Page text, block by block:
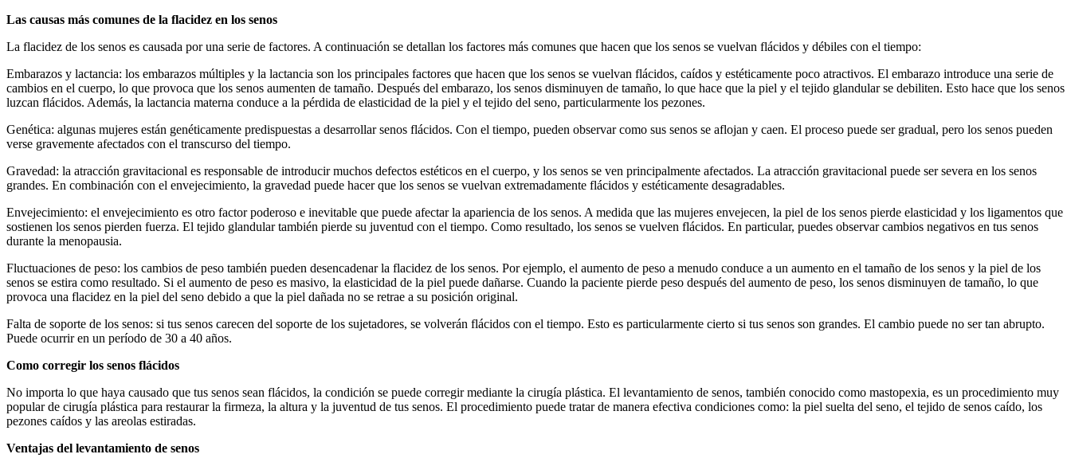
Las causas más comunes de la flacidez en los senos
La flacidez de los senos es causada por una serie de factores. A continuación se detallan los factores más comunes que hacen que los senos se vuelvan flácidos y débiles con el tiempo:
Embarazos y lactancia: los embarazos múltiples y la lactancia son los principales factores que hacen que los senos se vuelvan flácidos, caídos y estéticamente poco atractivos. El embarazo introduce una serie de
cambios en el cuerpo, lo que provoca que los senos aumenten de tamaño. Después del embarazo, los senos disminuyen de tamaño, lo que hace que la piel y el tejido glandular se debiliten. Esto hace que los senos
luzcan flácidos. Además, la lactancia materna conduce a la pérdida de elasticidad de la piel y el tejido del seno, particularmente los pezones.
Genética: algunas mujeres están genéticamente predispuestas a desarrollar senos flácidos. Con el tiempo, pueden observar como sus senos se aflojan y caen. El proceso puede ser gradual, pero los senos pueden
verse gravemente afectados con el transcurso del tiempo.
Gravedad: la atracción gravitacional es responsable de introducir muchos defectos estéticos en el cuerpo, y los senos se ven principalmente afectados. La atracción gravitacional puede ser severa en los senos
grandes. En combinación con el envejecimiento, la gravedad puede hacer que los senos se vuelvan extremadamente flácidos y estéticamente desagradables.
Envejecimiento: el envejecimiento es otro factor poderoso e inevitable que puede afectar la apariencia de los senos. A medida que las mujeres envejecen, la piel de los senos pierde elasticidad y los ligamentos que
sostienen los senos pierden fuerza. El tejido glandular también pierde su juventud con el tiempo. Como resultado, los senos se vuelven flácidos. En particular, puedes observar cambios negativos en tus senos
durante la menopausia.
Fluctuaciones de peso: los cambios de peso también pueden desencadenar la flacidez de los senos. Por ejemplo, el aumento de peso a menudo conduce a un aumento en el tamaño de los senos y la piel de los
senos se estira como resultado. Si el aumento de peso es masivo, la elasticidad de la piel puede dañarse. Cuando la paciente pierde peso después del aumento de peso, los senos disminuyen de tamaño, lo que
provoca una flacidez en la piel del seno debido a que la piel dañada no se retrae a su posición original.
Falta de soporte de los senos: si tus senos carecen del soporte de los sujetadores, se volverán flácidos con el tiempo. Esto es particularmente cierto si tus senos son grandes. El cambio puede no ser tan abrupto.
Puede ocurrir en un período de 30 a 40 años.
Como corregir los senos flácidos
No importa lo que haya causado que tus senos sean flácidos, la condición se puede corregir mediante la cirugía plástica. El levantamiento de senos, también conocido como mastopexia, es un procedimiento muy
popular de cirugía plástica para restaurar la firmeza, la altura y la juventud de tus senos. El procedimiento puede tratar de manera efectiva condiciones como: la piel suelta del seno, el tejido de senos caído, los
pezones caídos y las areolas estiradas.
Ventajas del levantamiento de senos